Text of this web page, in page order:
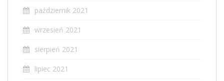
październik 2021
wrzesień 2021
sierpień 2021
lipiec 2021